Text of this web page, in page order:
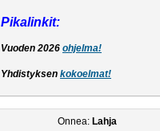
Pikalinkit:
Vuoden 2026 ohjelma!
Yhdistyksen kokoelmat!
Onnea: Lahja